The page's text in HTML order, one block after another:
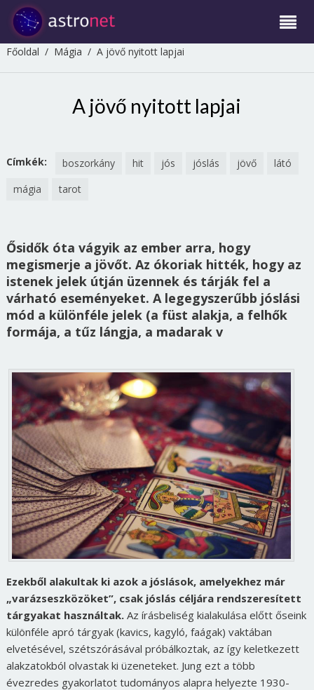
Főoldal / Mágia / A jövő nyitott lapjai
A jövő nyitott lapjai
Címkék: boszorkány hit jós jóslás jövő
látó
mágia
tarot
Ősidők óta vágyik az ember arra, hogy
megismerje a jövőt. Az ókoriak hitték, hogy az
istenek jelek útján üzennek és tárják fel a
várható eseményeket. A legegyszerűbb jóslási
mód a különféle jelek (a füst alakja, a felhők
formája, a tűz lángja, a madarak v
Ezekből alakultak ki azok a jóslások, amelyekhez már
„varázseszközöket”, csak jóslás céljára rendszeresített
tárgyakat használtak.Az írásbeliség kialakulása előtt őseink
különféle apró tárgyak (kavics, kagyló, faágak) vaktában
elvetésével, szétszórásával próbálkoztak, az így keletkezett
alakzatokból olvastak ki üzeneteket. Jung ezt a több
évezredes gyakorlatot tudományos alapra helyezte 1930-